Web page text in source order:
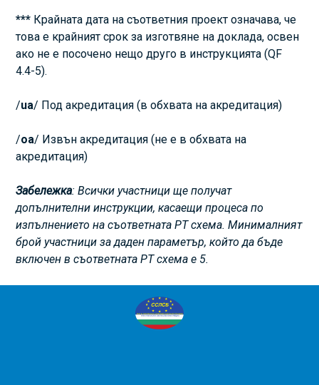
*** Крайната дата на съответния проект означава, че
това е крайният срок за изготвяне на доклада, освен
ако не е посочено нещо друго в инструкцията (QF
4.4-5).
/ua/ Под акредитация (в обхвата на акредитация)
/оа/ Извън акредитация (не е в обхвата на
акредитация)
Забележка: Всички участници ще получат
допълнителни инструкции, касаещи процеса по
изпълнението на съответната РТ схема. Минималният
брой участници за даден параметър, който да бъде
включен в съответната РТ схема е 5.